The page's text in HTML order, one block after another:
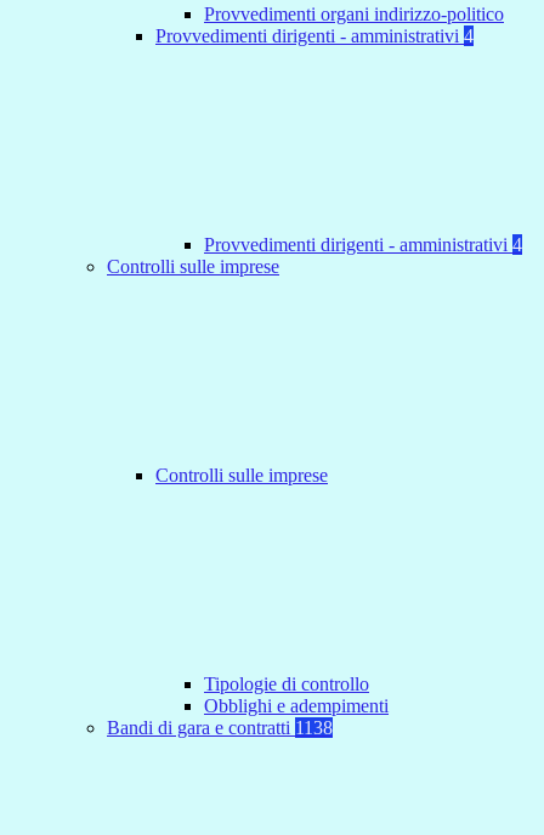
Provvedimenti organi indirizzo-politico
Provvedimenti dirigenti - amministrativi 4
Provvedimenti dirigenti - amministrativi 4
Controlli sulle imprese
Controlli sulle imprese
Tipologie di controllo
Obblighi e adempimenti
Bandi di gara e contratti 1138